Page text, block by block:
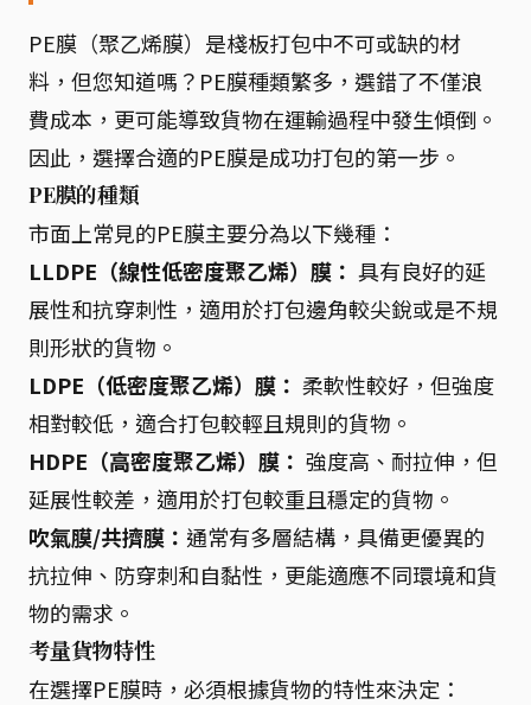
PE膜（聚乙烯膜）是棧板打包中不可或缺的材
料，但您知道嗎？PE膜種類繁多，選錯了不僅浪
費成本，更可能導致貨物在運輸過程中發生傾倒。
因此，選擇合適的PE膜是成功打包的第一步。
PE膜的種類
市面上常見的PE膜主要分為以下幾種：
LLDPE（線性低密度聚乙烯）膜： 具有良好的延
展性和抗穿刺性，適用於打包邊角較尖銳或是不規
則形狀的貨物。
LDPE（低密度聚乙烯）膜： 柔軟性較好，但強度
相對較低，適合打包較輕且規則的貨物。
HDPE（高密度聚乙烯）膜： 強度高、耐拉伸，但
延展性較差，適用於打包較重且穩定的貨物。
吹氣膜/共擠膜： 通常有多層結構，具備更優異的
抗拉伸、防穿刺和自黏性，更能適應不同環境和貨
物的需求。
考量貨物特性
在選擇PE膜時，必須根據貨物的特性來決定：